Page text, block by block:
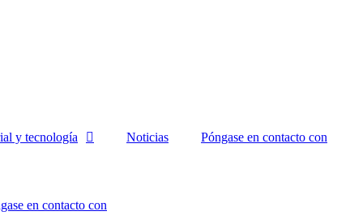
y tecnología Noticias
Póngase en contacto con
en contacto con